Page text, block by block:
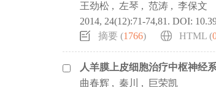
王劲松 , 左琴 , 范涛 , 李保文
2014, 24(12):71-74,81. DOI:
摘要 (1766) HTML (
人羊膜上皮细胞治疗中枢神经
曲春辉 , 秦川 ,
巨荣凯